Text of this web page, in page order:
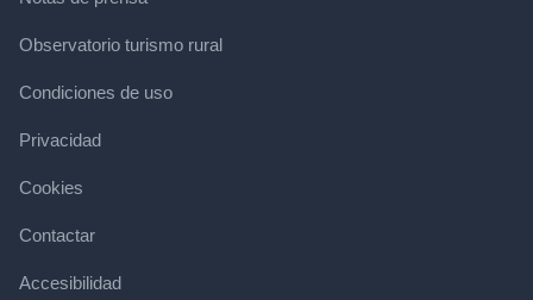
Observatorio turismo rural
Condiciones de uso
Privacidad
Cookies
Contactar
Accesibilidad